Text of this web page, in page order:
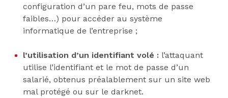
configuration d’un pare feu, mots de passe
faibles…) pour accéder au système
informatique de l’entreprise ;
l’utilisation d’un identifiant volé : l’attaquant
utilise l’identifiant et le mot de passe d’un
salarié, obtenus préalablement sur un site web
mal protégé ou sur le darknet.